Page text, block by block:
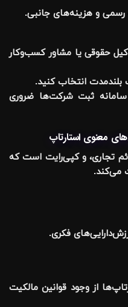
و هزینه‌های جانبی.
حقوقی یا مشاور کسب‌وکار
بلندمدت انتخاب کنید.
ثبت شرکت‌ها ضروری
تجاری، و کپی‌رایت است که
می‌کند.
فکری.
از وجود قوانین مالکیت